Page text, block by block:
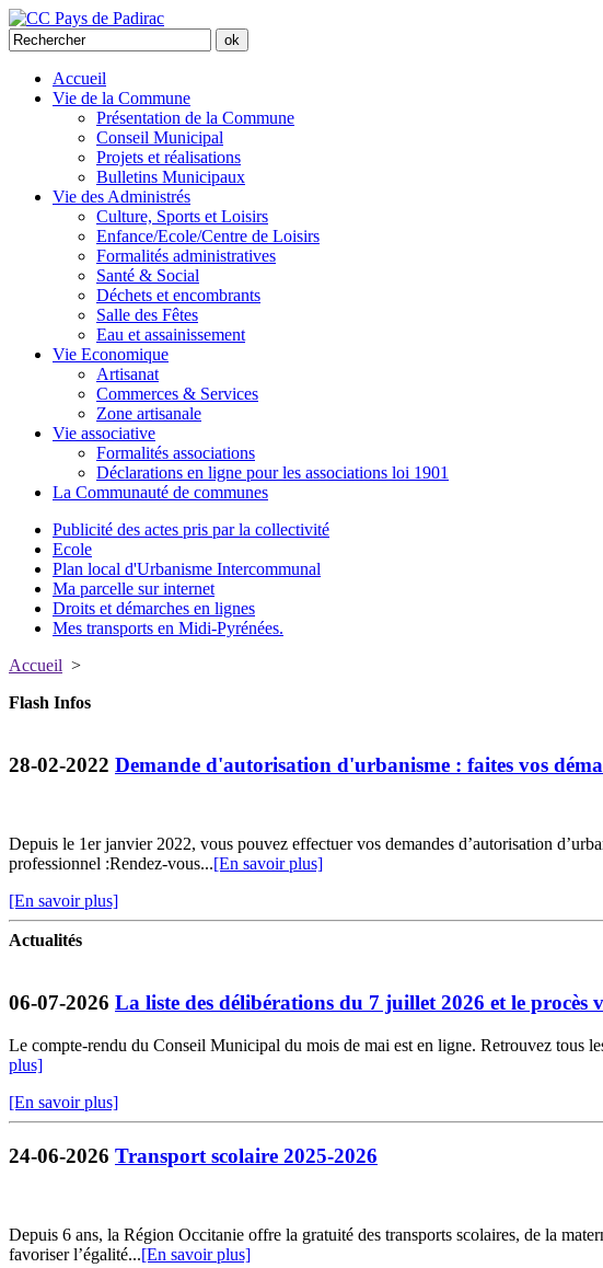
Accueil
Vie de la Commune
Présentation de la Commune
Conseil Municipal
Projets et réalisations
Bulletins Municipaux
Vie des Administrés
Culture, Sports et Loisirs
Enfance/Ecole/Centre de Loisirs
Formalités administratives
Santé & Social
Déchets et encombrants
Salle des Fêtes
Eau et assainissement
Vie Economique
Artisanat
Commerces & Services
Zone artisanale
Vie associative
Formalités associations
Déclarations en ligne pour les associations loi 1901
La Communauté de communes
Publicité des actes pris par la collectivité
Ecole
Plan local d'Urbanisme Intercommunal
Ma parcelle sur internet
Droits et démarches en lignes
Mes transports en Midi-Pyrénées.
Accueil >
Flash Infos
28-02-2022 Demande d'autorisation d'urbanisme : faites vos
Depuis le 1er janvier 2022, vous pouvez effectuer vos demandes d’autorisation
professionnel :Rendez-vous...[En savoir plus]
[En savoir plus]
Actualités
06-07-2026 La liste des délibérations du 7 juillet 2026 et le
Le compte-rendu du Conseil Municipal du mois de mai est en ligne. Retrouvez tous
plus]
[En savoir plus]
24-06-2026 Transport scolaire 2025-2026
Depuis 6 ans, la Région Occitanie offre la gratuité des transports scolaires, de la
favoriser l’égalité...[En savoir plus]